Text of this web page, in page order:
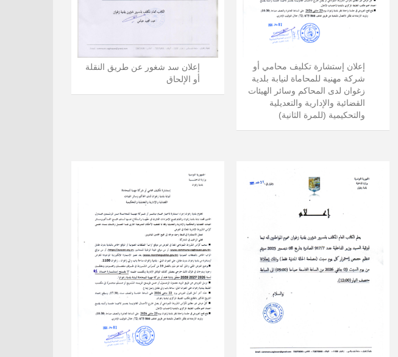
إعلان سد شغور عن طريق النقلة
أو الإلحاق
إعلان إستشارة تكليف محامي أو
شركة مهنية للمحاماة لنيابة بلدية
زغوان لدى المحاكم وسائر الهيئات
القضائية والإدارية والتعديلية
والتحكيمية (للمرة الثانية)